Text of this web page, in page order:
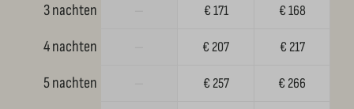
3 nachten € 171 € 168
4 nachten € 207 € 217
5 nachten € 257 € 266